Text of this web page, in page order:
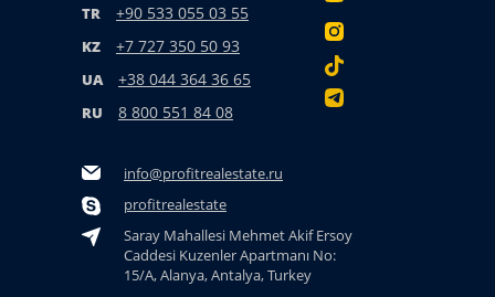
TR +90 533 055 03 55
KZ +7 727 350 50 93
UA +38 044 364 36 65
RU 8 800 551 84 08
info@profitrealestate.ru
profitrealestate
Saray Mahallesi Mehmet Akif Ersoy
Caddesi Kuzenler Apartmanı No:
15/A, Alanya, Antalya, Turkey